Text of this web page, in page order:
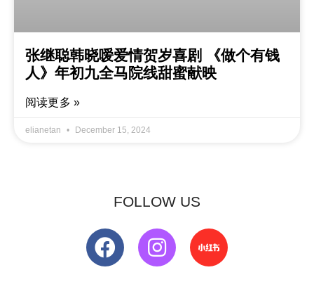
张继聪韩晓嗳爱情贺岁喜剧 《做个有钱
人》年初九全马院线甜蜜献映
阅读更多 »
elianetan December 15, 2024
FOLLOW US